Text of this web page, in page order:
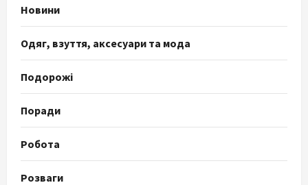
Новини
Одяг, взуття, аксесуари та мода
Подорожі
Поради
Робота
Розваги